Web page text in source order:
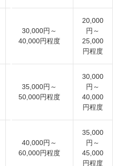
30,000円～
40,000円程度
20,000
円～
25,000
円程度
35,000円～
50,000円程度
30,000
円～
40,000
円程度
40,000円～
60,000円程度
35,000
円～
45,000
円程度